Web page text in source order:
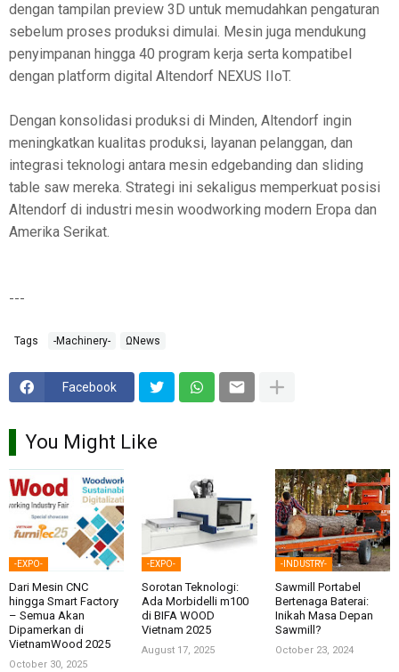
dengan tampilan preview 3D untuk memudahkan pengaturan
sebelum proses produksi dimulai. Mesin juga mendukung
penyimpanan hingga 40 program kerja serta kompatibel
dengan platform digital Altendorf NEXUS IIoT.
Dengan konsolidasi produksi di Minden, Altendorf ingin
meningkatkan kualitas produksi, layanan pelanggan, dan
integrasi teknologi antara mesin edgebanding dan sliding
table saw mereka. Strategi ini sekaligus memperkuat posisi
Altendorf di industri mesin woodworking modern Eropa dan
Amerika Serikat.
---
Tags -Machinery- ΩNews
Facebook
You Might Like
-EXPO-
Dari Mesin CNC
hingga Smart Factory
– Semua Akan
Dipamerkan di
VietnamWood 2025
October 30, 2025
-EXPO-
Sorotan Teknologi:
Ada Morbidelli m100
di BIFA WOOD
Vietnam 2025
August 17, 2025
-INDUSTRY-
Sawmill Portabel
Bertenaga Baterai:
Inikah Masa Depan
Sawmill?
October 23, 2024